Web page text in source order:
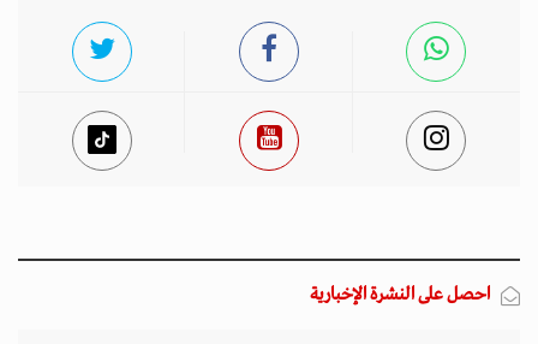
احصل على النشرة الإخبارية